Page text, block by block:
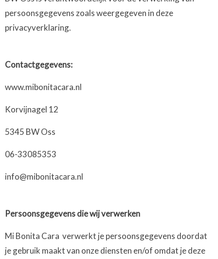
persoonsgegevens zoals weergegeven in deze
privacyverklaring.
Contactgegevens:
www.mibonitacara.nl
Korvijnagel 12
5345 BW Oss
06-33085353
info@mibonitacara.nl
Persoonsgegevens die wij verwerken
Mi Bonita Cara verwerkt je persoonsgegevens doordat
je gebruik maakt van onze diensten en/of omdat je deze